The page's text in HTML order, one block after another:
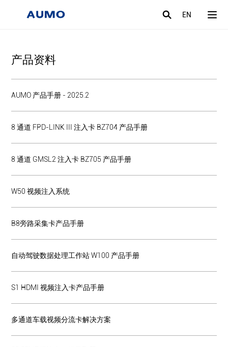
EN
产品资料
AUMO 产品手册 - 2025.2
8 通道 FPD-LINK III 注入卡 BZ704 产品手册
8 通道 GMSL2 注入卡 BZ705 产品手册
W50 视频注入系统
B8旁路采集卡产品手册
自动驾驶数据处理工作站 W100 产品手册
S1 HDMI 视频注入卡产品手册
多通道车载视频分流卡解决方案